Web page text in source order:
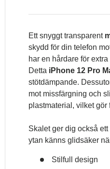
Ett snyggt transparent
skydd för din telefon
har en hårdare för
Detta iPhone 12 Pro
stötdämpande.
mot missfärgning och
plastmaterial, vilket
Skalet ger dig också
ytan känns glidsäker
Stilfull design